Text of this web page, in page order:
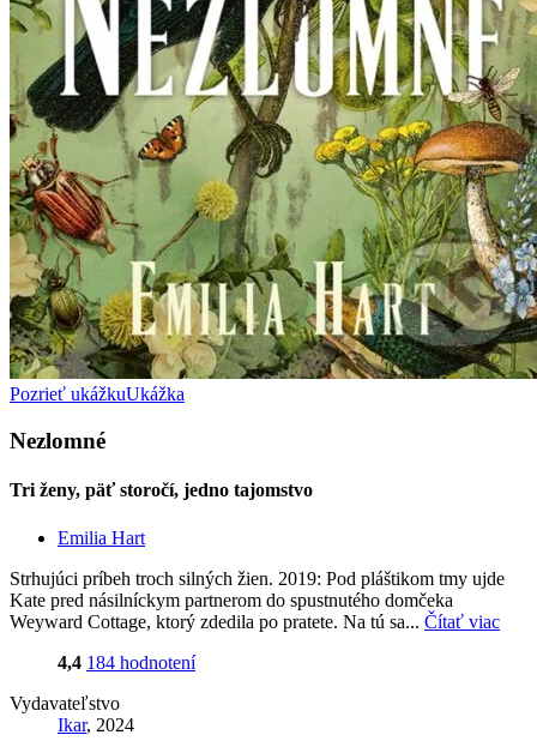
Pozrieť ukážkuUkážka
Nezlomné
Tri ženy, päť storočí, jedno tajomstvo
Emilia Hart
Strhujúci príbeh troch silných žien. 2019: Pod pláštikom tmy ujde
Kate pred násilníckym partnerom do spustnutého domčeka
Weyward Cottage, ktorý zdedila po pratete. Na tú sa... Čítať viac
4,4 184 hodnotení
Vydavateľstvo
Ikar, 2024